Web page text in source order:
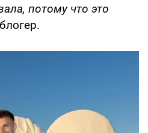
потому что это